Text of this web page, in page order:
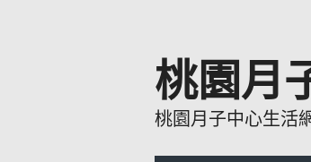
桃園月
桃園月子中心生活